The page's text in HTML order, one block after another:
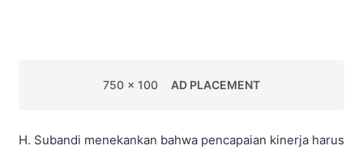
750 x 100 AD PLACEMENT
H. Subandi menekankan bahwa pencapaian kinerja harus